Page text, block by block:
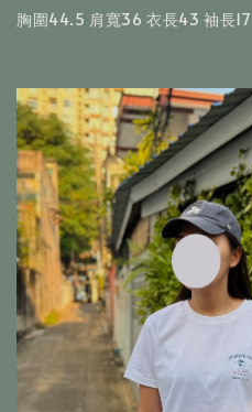
胸圍44.5 肩寬36 衣長43 袖長17